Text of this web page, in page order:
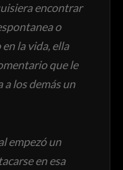
encontrar
o
la vida, ella
que le
a los demás un
empezó un
en esa